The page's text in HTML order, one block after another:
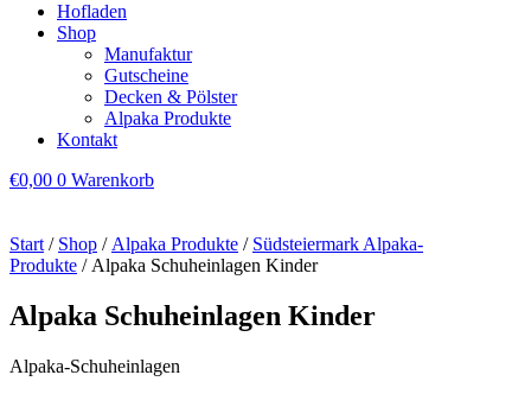
Hofladen
Shop
Manufaktur
Gutscheine
Decken & Pölster
Alpaka Produkte
Kontakt
€0,00 0 Warenkorb
Start / Shop / Alpaka Produkte / Südsteiermark Alpaka-
Produkte / Alpaka Schuheinlagen Kinder
Alpaka Schuheinlagen Kinder
Alpaka-Schuheinlagen